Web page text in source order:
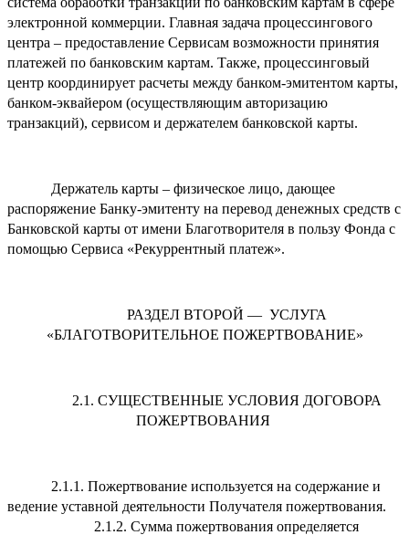
электронной коммерции. Главная задача процессингового
центра – предоставление Сервисам возможности принятия
платежей по банковским картам. Также, процессинговый
центр координирует расчеты между банком-эмитентом карты,
банком-эквайером (осуществляющим авторизацию
транзакций), сервисом и держателем банковской карты.
Держатель карты – физическое лицо, дающее
распоряжение Банку-эмитенту на перевод денежных средств с
Банковской карты от имени Благотворителя в пользу Фонда с
помощью Сервиса «Рекуррентный платеж».
РАЗДЕЛ ВТОРОЙ — УСЛУГА
«БЛАГОТВОРИТЕЛЬНОЕ ПОЖЕРТВОВАНИЕ»
2.1. СУЩЕСТВЕННЫЕ УСЛОВИЯ ДОГОВОРА
ПОЖЕРТВОВАНИЯ
2.1.1. Пожертвование используется на содержание и
ведение уставной деятельности Получателя пожертвования.
2.1.2. Сумма пожертвования определяется